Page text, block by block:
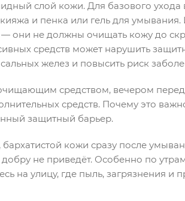
слой кожи. Для базового
и пенка или гель для
они не должны очищать кожу до
средств может нарушить
желез и повысить риск
средством, вечером
средств. Почему это
защитный барьер.
кожи сразу после
не приведёт. Особенно по
на улицу, где пыль, загрязнения и